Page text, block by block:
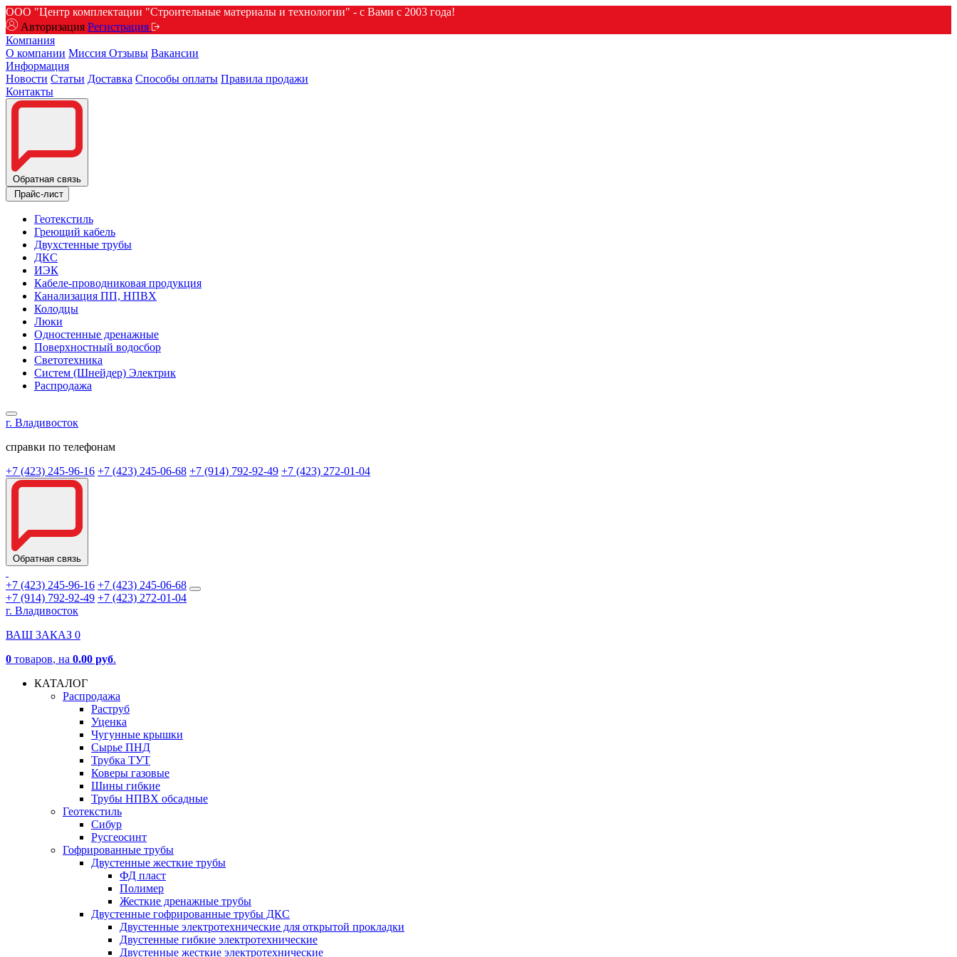
ООО "Центр комплектации "Строительные материалы и технологии" - с Вами с 2003 года!
Авторизация Регистрация
Компания
О компании Миссия Отзывы Вакансии
Информация
Новости Статьи Доставка Способы оплаты Правила продажи
Контакты
Обратная связь
Прайс-лист
Геотекстиль
Греющий кабель
Двухстенные трубы
ДКС
ИЭК
Кабеле-проводниковая продукция
Канализация ПП, НПВХ
Колодцы
Люки
Одностенные дренажные
Поверхностный водосбор
Светотехника
Систем (Шнейдер) Электрик
Распродажа
г. Владивосток
справки по телефонам
+7 (423) 245-96-16 +7 (423) 245-06-68 +7 (914) 792-92-49 +7 (423) 272-01-04
Обратная связь
+7 (423) 245-96-16 +7 (423) 245-06-68
+7 (914) 792-92-49 +7 (423) 272-01-04
г. Владивосток
ВАШ ЗАКАЗ 0
0 товаров, на 0.00 руб.
КАТАЛОГ
Распродажа
Раструб
Уценка
Чугунные крышки
Сырье ПНД
Трубка ТУТ
Коверы газовые
Шины гибкие
Трубы НПВХ обсадные
Геотекстиль
Сибур
Русгеосинт
Гофрированные трубы
Двустенные жесткие трубы
ФД пласт
Полимер
Жесткие дренажные трубы
Двустенные гофрированные трубы ДКС
Двустенные электротехнические для открытой прокладки
Двустенные гибкие электротехнические
Двустенные жесткие электротехнические